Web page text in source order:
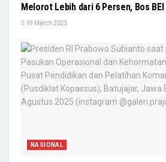
Melorot Lebih dari 6 Persen, Bos
19 March 2025
NASIONAL